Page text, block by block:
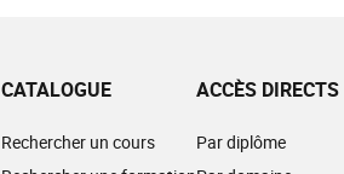
CATALOGUE
Rechercher un cours
ACCÈS DIRECTS
Par diplôme